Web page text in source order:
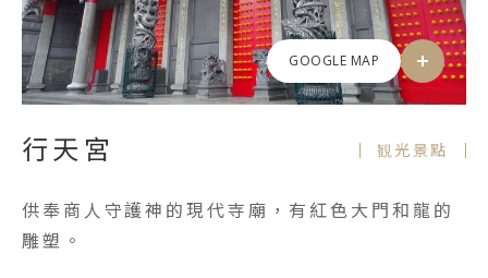
GOOGLE MAP
行天宮 観光景點
供奉商人守護神的現代寺廟，有紅色大門和龍的
雕塑。